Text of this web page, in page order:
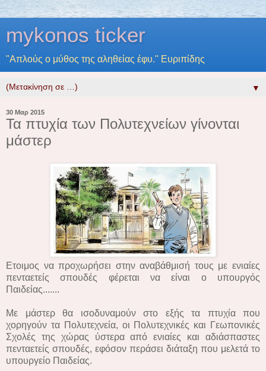
mykonos ticker
"Απλούς ο μύθος της αληθείας έφυ." Ευριπίδης
▼
30 Μαρ 2015
Τα πτυχία των Πολυτεχνείων γίνονται
μάστερ
Ετοιμος να προχωρήσει στην αναβάθμισή τους με ενιαίες
πενταετείς σπουδές φέρεται να είναι ο υπουργός
Παιδείας.......
Με μάστερ θα ισοδυναμούν στο εξής τα πτυχία που
χορηγούν τα Πολυτεχνεία, οι Πολυτεχνικές και Γεωπονικές
Σχολές της χώρας ύστερα από ενιαίες και αδιάσπαστες
πενταετείς σπουδές, εφόσον περάσει διάταξη που μελετά το
υπουργείο Παιδείας.